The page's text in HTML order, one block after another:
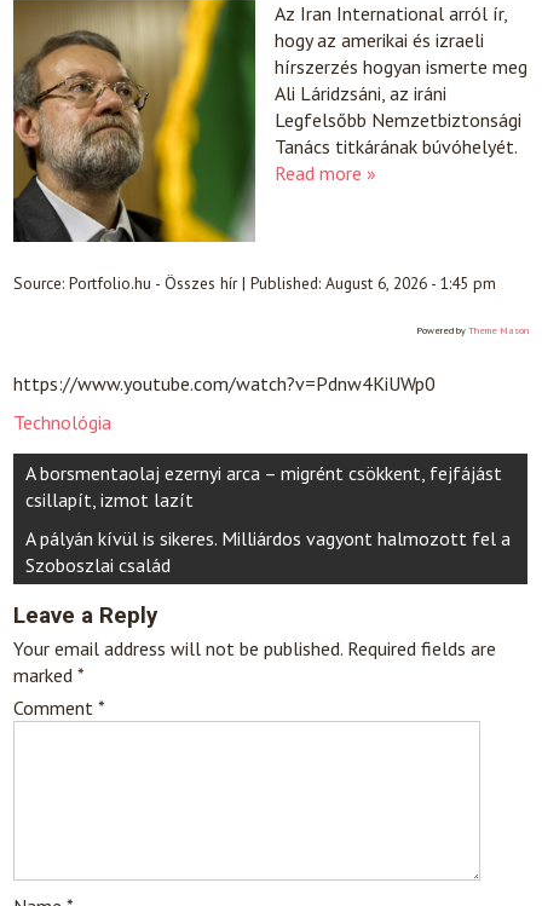
Az Iran International arról ír,
hogy az amerikai és izraeli
hírszerzés hogyan ismerte meg
Ali Láridzsáni, az iráni
Legfelsőbb Nemzetbiztonsági
Tanács titkárának búvóhelyét.
Read more »
Source:Portfolio.hu - Összes hír|Published:August 6, 2026 - 1:45 pm
Powered by Theme Mason
https://www.youtube.com/watch?v=Pdnw4KiUWp0
Technológia
Post
navigation
A borsmentaolaj ezernyi arca – migrént csökkent, fejfájást
csillapít, izmot lazít
A pályán kívül is sikeres. Milliárdos vagyont halmozott fel a
Szoboszlai család
Leave a Reply
Your email address will not be published. Required fields are
marked*
Comment*